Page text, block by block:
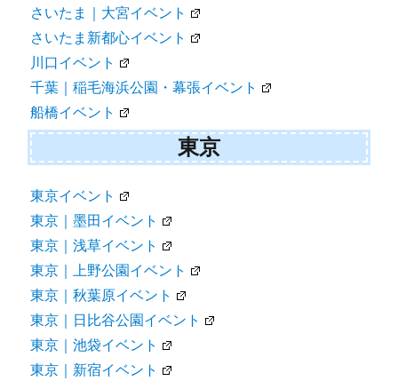
さいたま｜大宮イベント
さいたま新都心イベント
川口イベント
千葉｜稲毛海浜公園・幕張イベント
船橋イベント
東京
東京イベント
東京｜墨田イベント
東京｜浅草イベント
東京｜上野公園イベント
東京｜秋葉原イベント
東京｜日比谷公園イベント
東京｜池袋イベント
東京｜新宿イベント